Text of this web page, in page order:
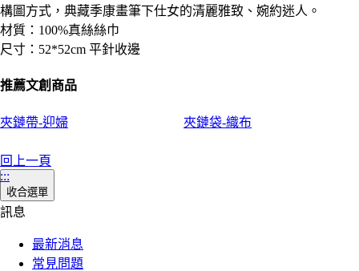
構圖方式，典藏季康畫筆下仕女的清麗雅致、婉約迷人。
材質：100%真絲絲巾
尺寸：52*52cm 平針收邊
推薦文創商品
夾鏈帶-迎婦 夾鏈袋-織布
回上一頁
:::
收合選單
訊息
最新消息
常見問題